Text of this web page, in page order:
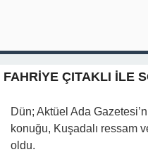
FAHRİYE ÇITAKLI İLE
Dün; Aktüel Ada
konuğu, Kuşadalı ressam
oldu.